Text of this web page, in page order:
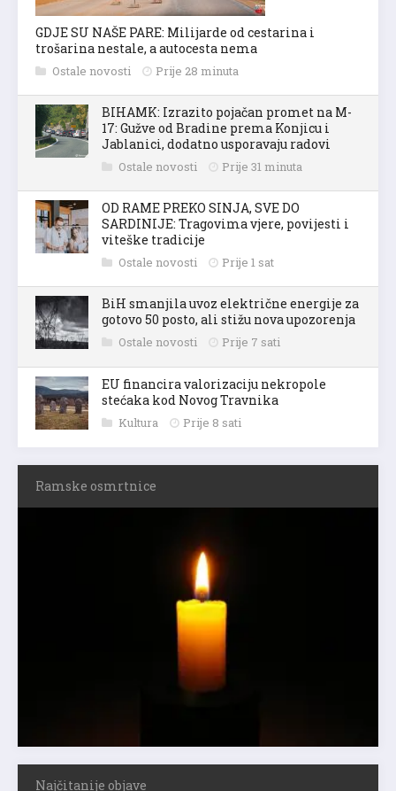
GDJE SU NAŠE PARE: Milijarde od cestarina i
trošarina nestale, a autocesta nema
Ostale novosti Prije 28 minuta
BIHAMK: Izrazito pojačan promet na M-
17: Gužve od Bradine prema Konjicu i
Jablanici, dodatno usporavaju radovi
Ostale novosti Prije 31 minuta
OD RAME PREKO SINJA, SVE DO
SARDINIJE: Tragovima vjere, povijesti i
viteške tradicije
Ostale novosti Prije 1 sat
BiH smanjila uvoz električne energije za
gotovo 50 posto, ali stižu nova upozorenja
Ostale novosti Prije 7 sati
EU financira valorizaciju nekropole
stećaka kod Novog Travnika
Kultura Prije 8 sati
Ramske osmrtnice
Najčitanije objave